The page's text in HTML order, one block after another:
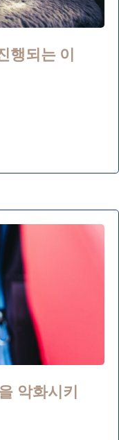
행되는 이
악화시키